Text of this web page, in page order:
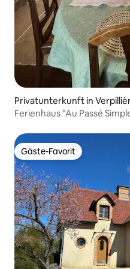
Privatunterkunft in
Ferienhaus "Au Passé
Gäste-Favorit
Gäste-Favorit